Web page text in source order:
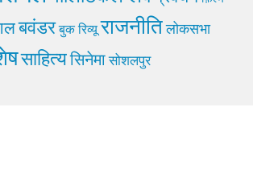
बवंडर बुक रिव्यू राजनीति लोकसभा
साहित्यसिनेमा सोशलपुर